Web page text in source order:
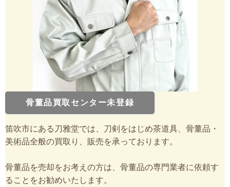
骨董品買取センター未登録
笛吹市にある刀雅堂では、刀剣をはじめ茶道具、骨董品・
美術品全般の買取り、販売を承っております。
骨董品を売却をお考えの方は、骨董品の専門業者に依頼す
ることをお勧めいたします。